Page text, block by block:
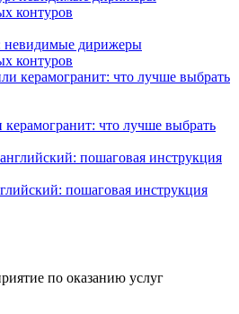
невидимые дирижеры
контуров
что лучше выбрать
пошаговая инструкция
по оказанию услуг